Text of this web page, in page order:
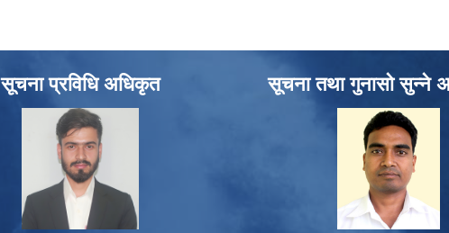
सूचना प्रविधि अधिकृत सूचना तथा गुनासो सुन्ने